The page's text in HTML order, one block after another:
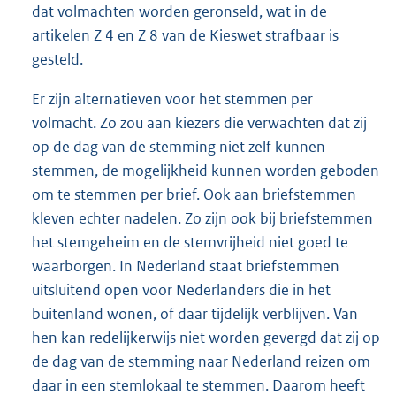
dat volmachten worden geronseld, wat in de
artikelen Z 4 en Z 8 van de Kieswet strafbaar is
gesteld.
Er zijn alternatieven voor het stemmen per
volmacht. Zo zou aan kiezers die verwachten dat zij
op de dag van de stemming niet zelf kunnen
stemmen, de mogelijkheid kunnen worden geboden
om te stemmen per brief. Ook aan briefstemmen
kleven echter nadelen. Zo zijn ook bij briefstemmen
het stemgeheim en de stemvrijheid niet goed te
waarborgen. In Nederland staat briefstemmen
uitsluitend open voor Nederlanders die in het
buitenland wonen, of daar tijdelijk verblijven. Van
hen kan redelijkerwijs niet worden gevergd dat zij op
de dag van de stemming naar Nederland reizen om
daar in een stemlokaal te stemmen. Daarom heeft